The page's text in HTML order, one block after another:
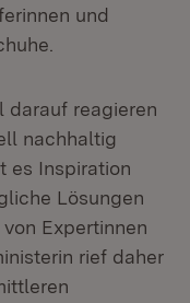
und
darauf reagieren
nachhaltig
es Inspiration
Lösungen
Expertinnen
rief daher